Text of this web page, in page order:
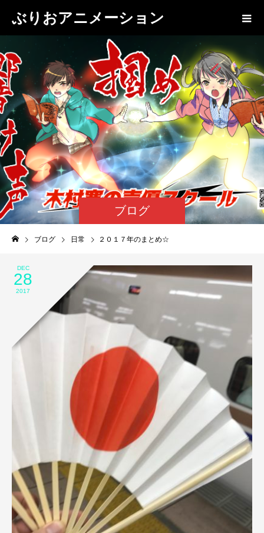
ぶりおアニメーション
ブログ
ブログ 日常 ２０１７年のまとめ☆
DEC
28
2017